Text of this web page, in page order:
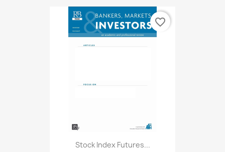
Stock Index Futures...
favorite_border